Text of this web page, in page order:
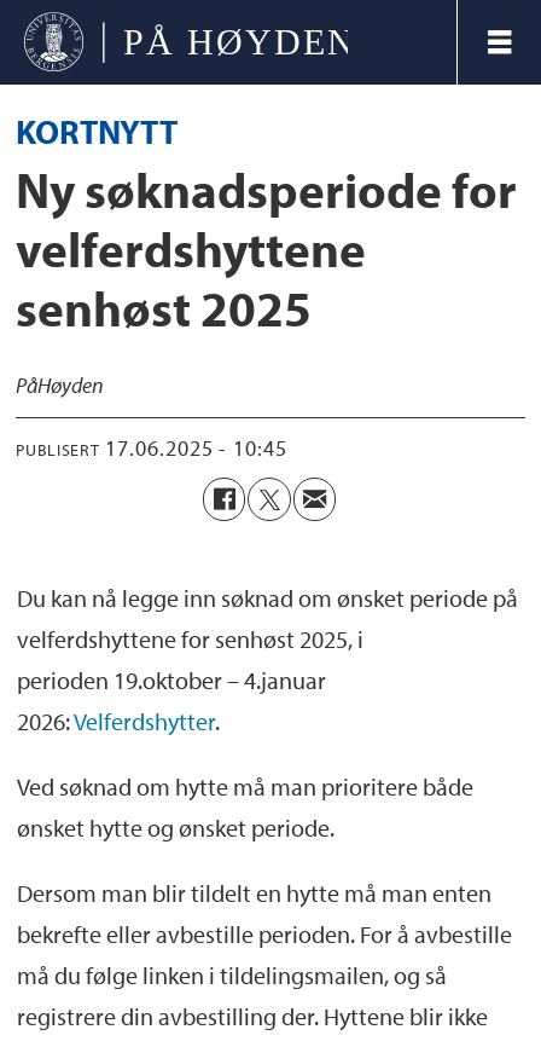
KORTNYTT
Ny søknadsperiode for
velferdshyttene
senhøst 2025
PåHøyden
PUBLISERT 17.06.2025 - 10:45
Du kan nå legge inn søknad om ønsket periode på
velferdshyttene for senhøst 2025, i
perioden 19.oktober – 4.januar
2026:Velferdshytter.
Ved søknad om hytte må man prioritere både
ønsket hytte og ønsket periode.
Dersom man blir tildelt en hytte må man enten
bekrefte eller avbestille perioden. For å avbestille
må du følge linken i tildelingsmailen, og så
registrere din avbestilling der. Hyttene blir ikke